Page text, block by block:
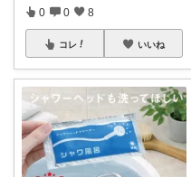
0 0 8
コレ いいね